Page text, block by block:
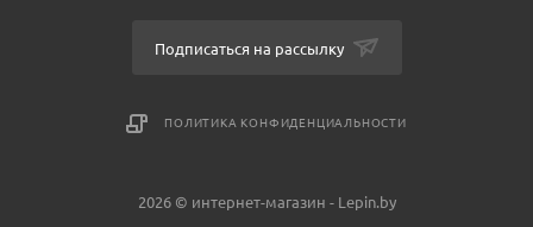
Подписаться на рассылку
ПОЛИТИКА КОНФИДЕНЦИАЛЬНОСТИ
2026 © интернет-магазин - Lepin.by